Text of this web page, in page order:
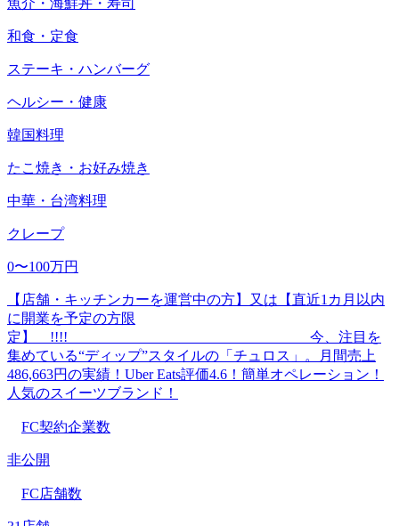
和食・定食
ステーキ・ハンバーグ
ヘルシー・健康
韓国料理
たこ焼き・お好み焼き
中華・台湾料理
クレープ
0〜100万円
【店舗・キッチンカーを運営中の方】又は【直近1カ月以内
に開業を予定の方限
定】 !!!! 今、注目を
集めている“ディップ”スタイルの「チュロス」。月間売上
486,663円の実績！Uber Eats評価4.6！簡単オペレーション！
人気のスイーツブランド！
FC契約企業数
非公開
FC店舗数